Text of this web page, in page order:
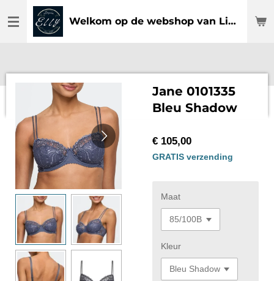
direct
Welkom op de webshop van Lingerie Elly
Jane 0101335
Bleu Shadow
€ 105,00
GRATIS verzending
Maat
Kleur